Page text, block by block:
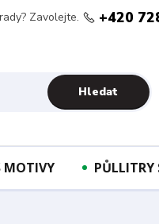
Hledat
Zavolejte. +420
MOTIVY